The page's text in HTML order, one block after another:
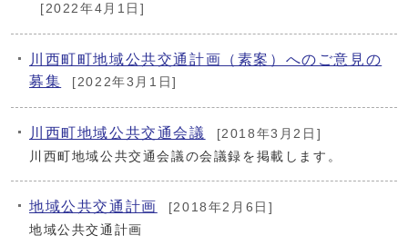
[2022年4月1日]
川西町町地域公共交通計画（素案）へのご意見の
募集
[2022年3月1日]
川西町地域公共交通会議
[2018年3月2日]
川西町地域公共交通会議の会議録を掲載します。
地域公共交通計画
[2018年2月6日]
地域公共交通計画